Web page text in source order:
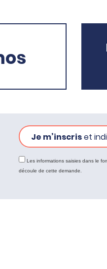
Je m’inscriset
Les informations saisies dans le
découle de cette demande.